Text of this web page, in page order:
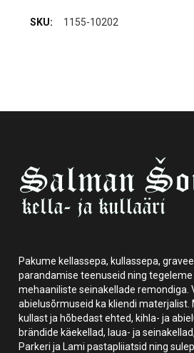
1155-10202
Pakume kellassepa, kullassepa,
parandamise teenuseid ning tegeleme
mehaaniliste seinakellade remondiga.
abielusõrmuseid ka kliendi materjalist.
kullast ja hõbedast ehted, kihla- ja
brändide käekellad, laua- ja
Parkeri ja Lami pastapliiatsid ning